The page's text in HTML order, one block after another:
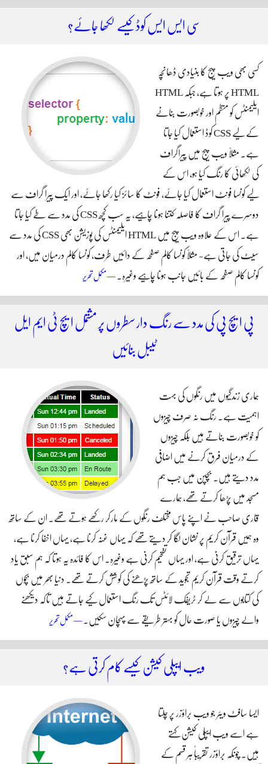
سی ایس ایس کوڈ کیسے لکھا جائے؟
کسی بھی ویب پیج کا بنیادی ڈھانچہ
HTML پر ہوتا ہے، جبکہ HTML
ایلیمنٹس کو منظم اور خوبصورت بنانے
کے لیے CSS کوڈ استعمال کیا جاتا
ہے۔ مثلاً‌ ویب پیج میں پیراگراف
کی لکھائی کا رنگ کیا ہو، اس کے
لیے کونسا فونٹ استعمال کیا جائے، فونٹ کا سائز کیا رکھا جائے، اور ایک پیرا گراف سے
دوسرے پیرا گراف کا فاصلہ کتنا ہونا چاہیے، یہ سب کچھ CSS کی مدد سے طے کیا جاتا
ہے۔ اس کے علاوہ ویب پیج میں HTML ایلیمنٹس کی پوزیشن بھی CSS کی مدد سے
سیٹ کی جاتی ہے- مثلاً‌ کونسا کالم صفحہ کے دائیں طرف، کونسا کالم درمیان میں، اور
کونسا کالم صفحہ کے بائیں جانب ہونا چاہیے وغیرہ۔ — مکمل تحریر
پی ایچ پی کی مدد سے رنگ دار سطروں پر مشتمل ایچ ٹی ایم ایل
ٹیبل بنائیں
ہماری زندگیوں میں رنگوں کی بہت
اہمیت ہے۔ رنگ نہ صرف چیزوں
کو خوبصورت بناتے ہیں بلکہ چیزوں
کے درمیان فرق کرنے میں اضافی
مدد دیتے ہیں۔ بچپن میں جب ہم
مسجد میں پڑھا کرتے تھے، ہمارے
قاری صاحب نے اپنے پاس مختلف رنگوں کے مارکر رکھے ہوتے تھے۔ ان کے ساتھ
وہ ہمیں قرآن کریم پر نشان لگا کر دیتے تھے کہ یہاں غنہ کرنا ہے، یہاں اخفا کرنا ہے،
یہاں ترقیق کرنی ہے، اور یہاں تفخیم کرنی ہے وغیرہ۔ اس کا فائدہ یہ ہوتا کہ ہم سبق یاد
کرتے وقت قرآن کریم تجوید کے ساتھ پڑھنے کی کوشش کرتے تھے۔ دنیا بھر میں بچوں
کی کتابوں سے لے کر ٹریفک لائٹس تک رنگ استعمال کیے جاتے ہیں تاکہ دیکھنے
والے چیزوں یا صورت حال کو بہتر طریقے سے پہچان سکیں۔ — مکمل تحریر
رنگ دار سطروں پر
ویب ایپلی کیشن کیسے کام کرتی ہے؟
ایسا سافٹ ویئر جو ویب براؤزر پر چلتا
ہے اسے ویب ایپلی کیشن کہتے
ہیں۔ چونکہ براؤزر تقریباً‌ ہر قسم کے